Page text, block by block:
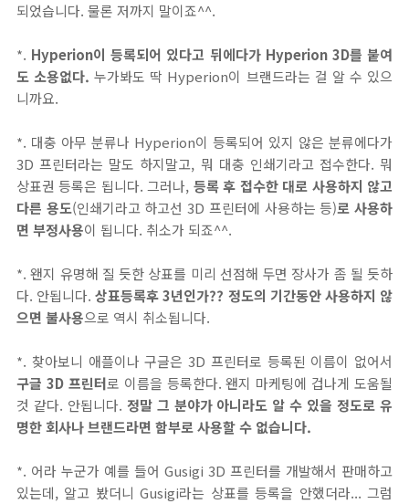
되었습니다. 물론 저까지 말이죠^^.
*. Hyperion이 등록되어 있다고 뒤에다가 Hyperion 3D를 붙여
도 소용없다. 누가봐도 딱 Hyperion이 브랜드라는 걸 알 수 있으
니까요.
*. 대충 아무 분류나 Hyperion이 등록되어 있지 않은 분류에다가
3D 프린터라는 말도 하지말고, 뭐 대충 인쇄기라고 접수한다. 뭐
상표권 등록은 됩니다. 그러나, 등록 후 접수한 대로 사용하지 않고
다른 용도(인쇄기라고 하고선 3D 프린터에 사용하는 등)로 사용하
면 부정사용이 됩니다. 취소가 되죠^^.
*. 왠지 유명해 질 듯한 상표를 미리 선점해 두면 장사가 좀 될 듯하
다. 안됩니다.상표등록후 3년인가?? 정도의 기간동안 사용하지 않
으면 불사용으로 역시 취소됩니다.
*. 찾아보니 애플이나 구글은 3D 프린터로 등록된 이름이 없어서
구글 3D 프린터로 이름을 등록한다. 왠지 마케팅에 겁나게 도움될
것 같다. 안됩니다. 정말 그 분야가 아니라도 알 수 있을 정도로 유
명한 회사나 브랜드라면 함부로 사용할 수 없습니다.
*. 어라 누군가 예를 들어 Gusigi 3D 프린터를 개발해서 판매하고
있는데, 알고 봤더니 Gusigi라는 상표를 등록을 안했더라... 그럼